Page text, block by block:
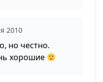
2010
но честно.
хорошие